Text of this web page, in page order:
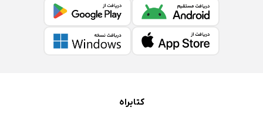
کتابراه